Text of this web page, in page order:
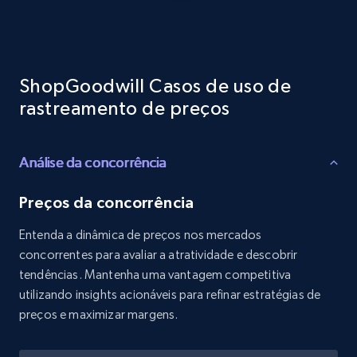
URL, Product id, Listing inventory id, Title, Rating,
price, and more.
1.9K+ 323+ Comece agora
Amazon products search
ShopGoodwill Casos de uso de
rastreamento de preços
Análise da concorrência
Preços da concorrência
Entenda a dinâmica de preços nos mercados
concorrentes para avaliar a atratividade e descobrir
tendências. Mantenha uma vantagem competitiva
utilizando insights acionáveis para refinar estratégias de
preços e maximizar margens.